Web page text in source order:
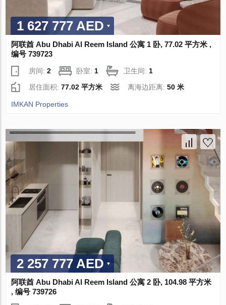
1 627 777 AED
阿联酋 Abu Dhabi Al Reem Island 公寓 1 卧, 77.02 平方米 ,
编号 739723
房间:2 卧室:1 卫生间:1
居住面积:77.02 平方米 离海边距离:50 米
IMKAN Properties
2 257 777 AED
阿联酋 Abu Dhabi Al Reem Island 公寓 2 卧, 104.98 平方米
, 编号 739726